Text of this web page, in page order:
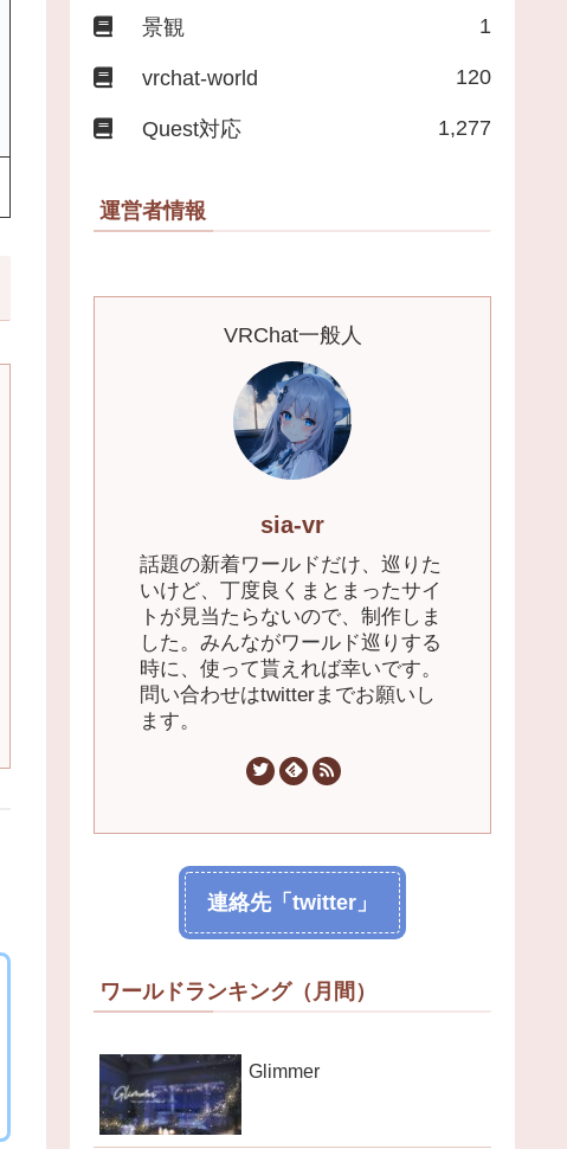
景観 1
vrchat-world 120
Quest対応 1,277
運営者情報
VRChat一般人
sia-vr
話題の新着ワールドだけ、巡りた
いけど、丁度良くまとまったサイ
トが見当たらないので、制作しま
した。みんながワールド巡りする
時に、使って貰えれば幸いです。
問い合わせはtwitterまでお願いし
ます。
連絡先「twitter」
ワールドランキング（月間）
Glimmer